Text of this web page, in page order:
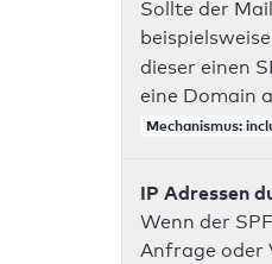
Sollte der
dieser einen
eine Domain
Mechanismus:
IP Adressen
Wenn der
Anfrage oder